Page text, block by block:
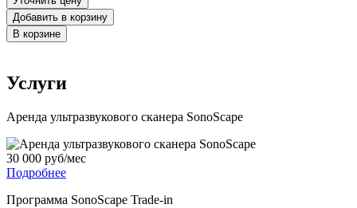
Добавить в корзину
В корзине
Услуги
Аренда ультразвукового сканера SonoScape
30 000 руб/мес
Подробнее
Программа SonoScape Trade-in